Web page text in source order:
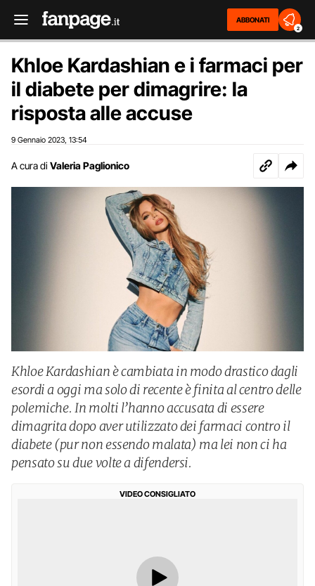
ABBONATI
2
Khloe Kardashian e i farmaci per
il diabete per dimagrire: la
risposta alle accuse
9 Gennaio 2023 13:54
A cura di Valeria Paglionico
Khloe Kardashian è cambiata in modo drastico dagli
esordi a oggi ma solo di recente è finita al centro delle
polemiche. In molti l’hanno accusata di essere
dimagrita dopo aver utilizzato dei farmaci contro il
diabete (pur non essendo malata) ma lei non ci ha
pensato su due volte a difendersi.
VIDEO CONSIGLIATO